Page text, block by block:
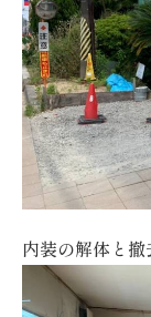
内装の解体と撤